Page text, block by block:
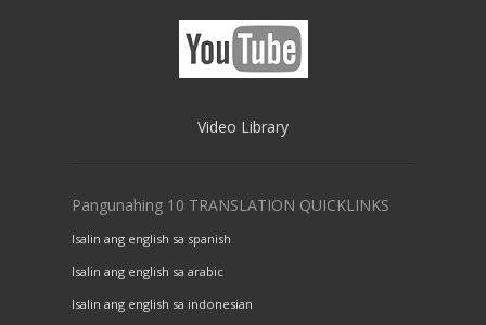
Video Library
Pangunahing 10 TRANSLATION QUICKLINKS
Isalin ang english sa spanish
Isalin ang english sa arabic
Isalin ang english sa indonesian